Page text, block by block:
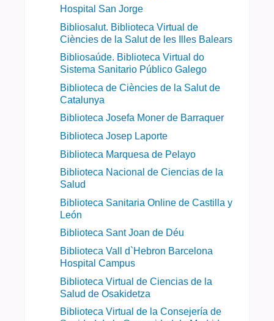
Hospital San Jorge
Bibliosalut. Biblioteca Virtual de
Ciències de la Salut de les Illes Balears
Bibliosaúde. Biblioteca Virtual do
Sistema Sanitario Público Galego
Biblioteca de Ciències de la Salut de
Catalunya
Biblioteca Josefa Moner de Barraquer
Biblioteca Josep Laporte
Biblioteca Marquesa de Pelayo
Biblioteca Nacional de Ciencias de la
Salud
Biblioteca Sanitaria Online de Castilla y
León
Biblioteca Sant Joan de Déu
Biblioteca Vall d`Hebron Barcelona
Hospital Campus
Biblioteca Virtual de Ciencias de la
Salud de Osakidetza
Biblioteca Virtual de la Consejería de